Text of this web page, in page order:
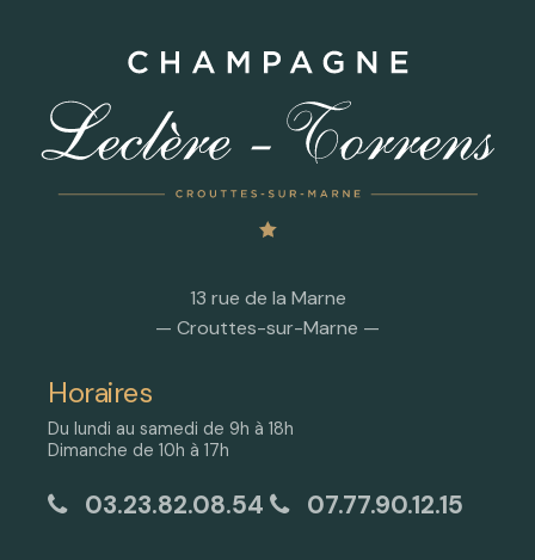
13 rue de la Marne
— Crouttes-sur-Marne —
Horaires
Du lundi au samedi de 9h à 18h
Dimanche de 10h à 17h
03.23.82.08.54 07.77.90.12.15